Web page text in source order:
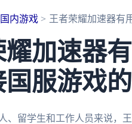
内游戏 王者荣耀加速器有
耀加速器
国服游戏
、留学生和工作人员来说，